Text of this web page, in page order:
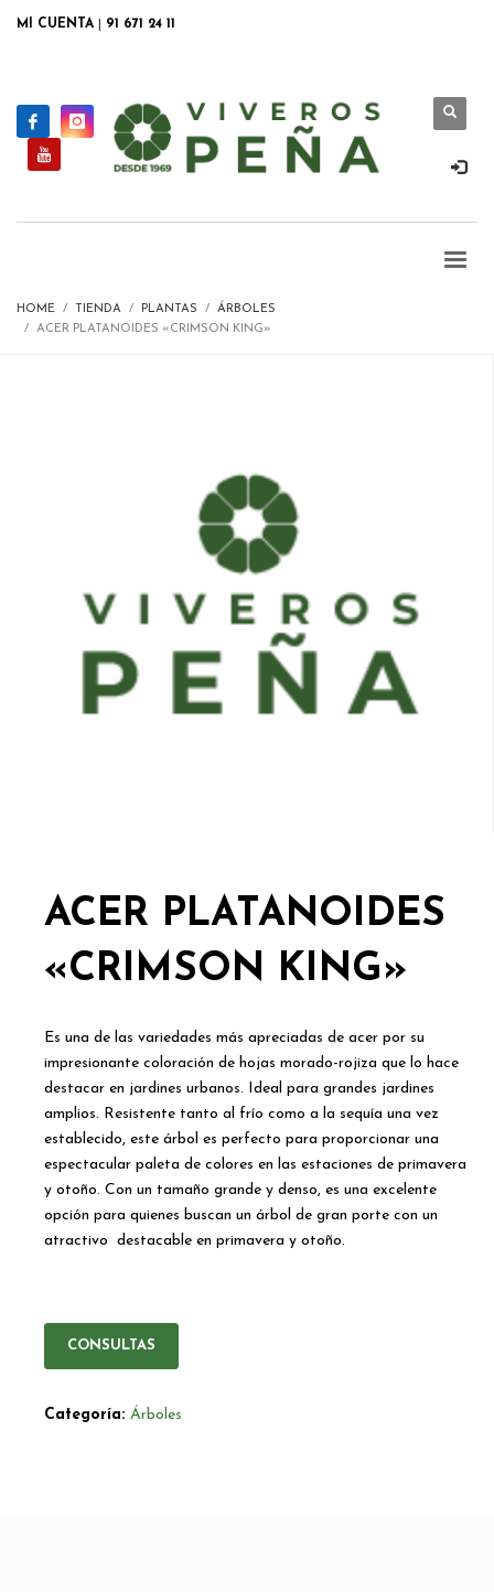
MI CUENTA 91 671 24 11
HOME TIENDA PLANTAS
ÁRBOLES
ACER PLATANOIDES «CRIMSON KING»
ACER PLATANOIDES
«CRIMSON KING»
Es una de las variedades más apreciadas de acer por su
impresionante coloración de hojas morado-rojiza que lo hace
destacar en jardines urbanos. Ideal para grandes jardines
amplios. Resistente tanto al frío como a la sequía una vez
establecido, este árbol es perfecto para proporcionar una
espectacular paleta de colores en las estaciones de primavera
y otoño. Con un tamaño grande y denso, es una excelente
opción para quienes buscan un árbol de gran porte con un
atractivo destacable en primavera y otoño.
CONSULTAS
Categoría: Árboles